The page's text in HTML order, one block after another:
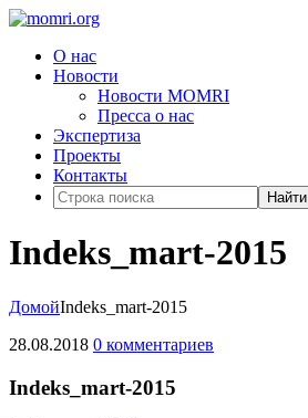
О нас
Новости
Новости MOMRI
Пресса о нас
Экспертиза
Проекты
Контакты
Найти
Indeks_mart-2015
ДомойIndeks_mart-2015
28.08.2018 0 комментариев
Indeks_mart-2015